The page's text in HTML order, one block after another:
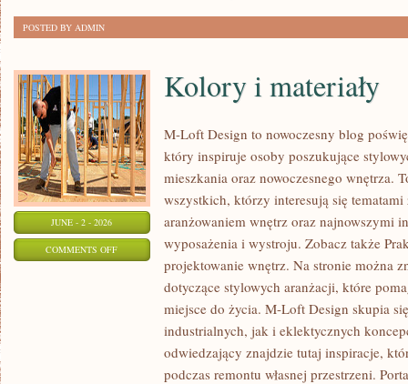
POSTED BY ADMIN
JUNE - 2 - 2026
COMMENTS OFFON
MATERIAŁY
Kolory i materiały
M-Loft Design to nowoczesny blog
który inspiruje osoby poszukujące
mieszkania oraz nowoczesnego wnętrza.
wszystkich, którzy interesują się
aranżowaniem wnętrz oraz najnowszymi
wyposażenia i wystroju. Zobacz także
projektowanie wnętrz. Na stronie można
dotyczące stylowych aranżacji, które
miejsce do życia. M-Loft Design skupia
industrialnych, jak i eklektycznych
odwiedzający znajdzie tutaj inspiracje,
podczas remontu własnej przestrzeni.